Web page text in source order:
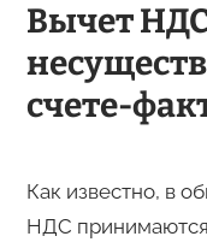
Вычет
счете-
Как известно, в
НДС принимаются